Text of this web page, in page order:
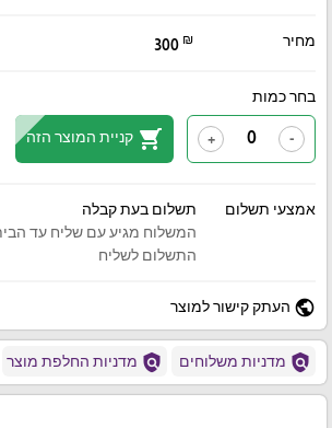
מחיר 300 ₪
בחר כמות
-
+
shopping_cart קניית המוצר הזה
אמצעי תשלום
תשלום בעת קבלה
המשלוח מגיע עם שליח עד
התשלום לשליח
public העתק קישור למוצר
policy מדניות משלוחים policy מדניות החלפת מוצר